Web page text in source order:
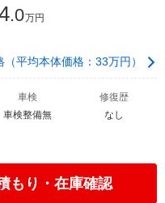
.0万円
平均本体価格：33万円）
車検
車検整備無
修復歴
なし
もり・在庫確認